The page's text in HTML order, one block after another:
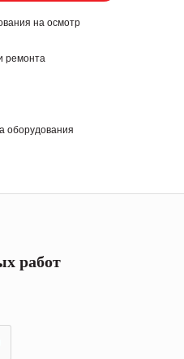
на осмотр
ремонта
оборудования
работ